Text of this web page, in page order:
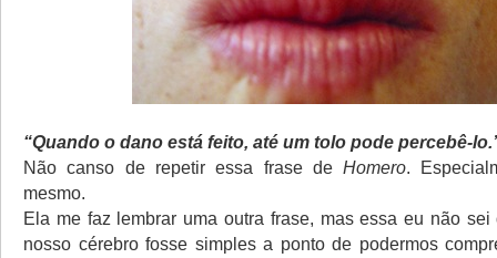
“Quando o dano está feito, até um tolo pode percebê-
Não canso de repetir essa frase deHomero.
mesmo.
Ela me faz lembrar uma outra frase, mas essa eu não sei
nosso cérebro fosse simples a ponto de podermos